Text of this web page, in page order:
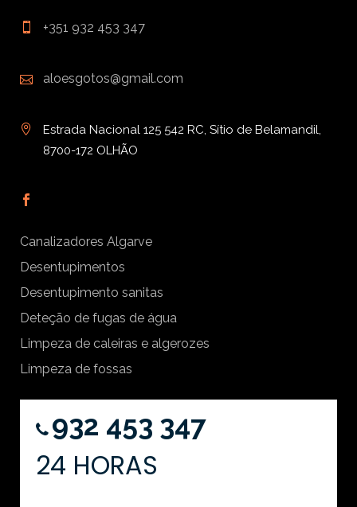
+351 932 453 347
aloesgotos@gmail.com
Estrada Nacional 125 542 RC, Sítio de Belamandil,
8700-172 OLHÃO
Canalizadores Algarve
Desentupimentos
Desentupimento sanitas
Deteção de fugas de água
Limpeza de caleiras e algerozes
Limpeza de fossas
932 453 347
24 HORAS